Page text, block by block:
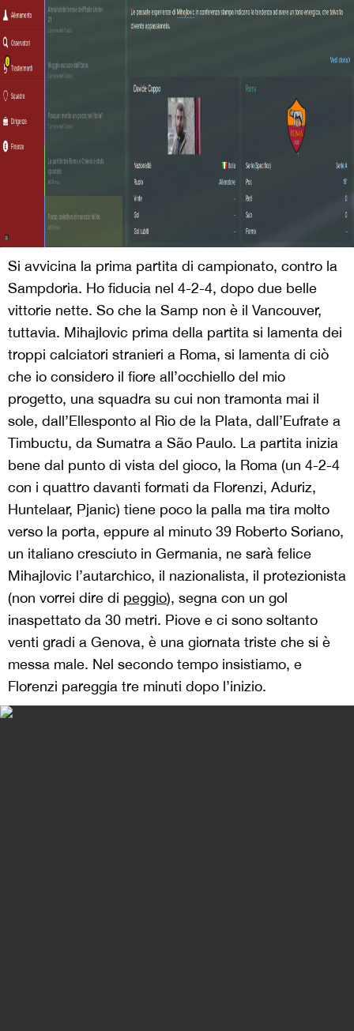
Si avvicina la prima partita di campionato, contro la
Sampdoria. Ho fiducia nel 4-2-4, dopo due belle
vittorie nette. So che la Samp non è il Vancouver,
tuttavia. Mihajlovic prima della partita si lamenta dei
troppi calciatori stranieri a Roma, si lamenta di ciò
che io considero il fiore all’occhiello del mio
progetto, una squadra su cui non tramonta mai il
sole, dall’Ellesponto al Rio de la Plata, dall’Eufrate a
Timbuctu, da Sumatra a São Paulo. La partita inizia
bene dal punto di vista del gioco, la Roma (un 4-2-4
con i quattro davanti formati da Florenzi, Aduriz,
Huntelaar, Pjanic) tiene poco la palla ma tira molto
verso la porta, eppure al minuto 39 Roberto Soriano,
un italiano cresciuto in Germania, ne sarà felice
Mihajlovic l’autarchico, il nazionalista, il protezionista
(non vorrei dire di peggio), segna con un gol
inaspettato da 30 metri. Piove e ci sono soltanto
venti gradi a Genova, è una giornata triste che si è
messa male. Nel secondo tempo insistiamo, e
Florenzi pareggia tre minuti dopo l’inizio.